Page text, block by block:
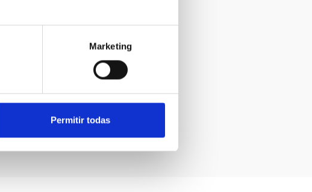
Marketing
Permitir todas